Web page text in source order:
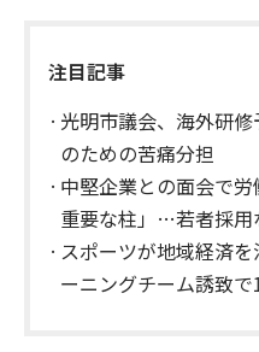
注目記事
光明市議会、海外研
のための苦痛分担
中堅企業との面会で
重要な柱」…若者採用
スポーツが地域経済
ーニングチーム誘致